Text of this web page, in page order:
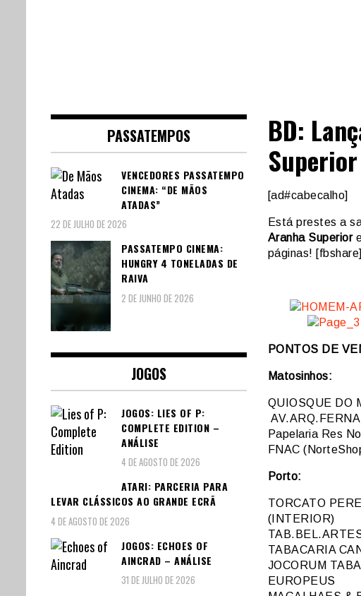
BD:
[ad#cabecalho]
Está prestes a
Aranha Superior
páginas! [fbshare]
PONTOS DE
Matosinhos:
QUIOSQUE DO
Papelaria Res
FNAC
Porto:
TORCATO
(INTERIOR)
TABACARIA
JOCORUM
EUROPEUS
PASSATEMPOS
VENCEDORES PASSATEMPO
CINEMA: “DE MÃOS
ATADAS”
22 DE JULHO DE 2026
PASSATEMPO CINEMA:
HUNGRY 4 TONELADAS DE
RAIVA
2 DE JUNHO DE 2026
JOGOS
JOGOS: LIES OF P:
COMPLETE EDITION –
ANÁLISE
4 DE AGOSTO DE 2026
ATARI: PARCERIA PARA
LEVAR CLÁSSICOS AO GRANDE ECRÃ
4 DE AGOSTO DE 2026
JOGOS: ECHOES OF
AINCRAD – ANÁLISE
31 DE JULHO DE 2026